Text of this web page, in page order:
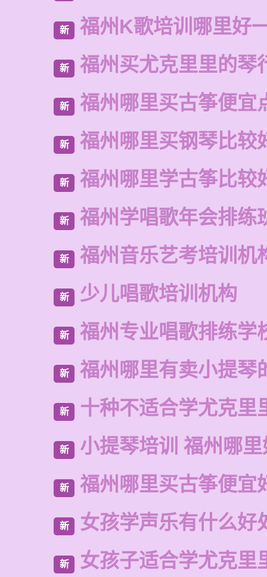
新 福州K歌培训哪里好
新 福州买尤克里里的琴
新 福州哪里买古筝便宜
新 福州哪里买钢琴比较
新 福州哪里学古筝比较
新 福州学唱歌年会排练
新 福州音乐艺考培训机
新 少儿唱歌培训机构
新 福州专业唱歌排练学
新 福州哪里有卖小提琴
新 十种不适合学尤克里
新 小提琴培训 福州哪
新 福州哪里买古筝便宜
新 女孩学声乐有什么好
新 女孩子适合学尤克里